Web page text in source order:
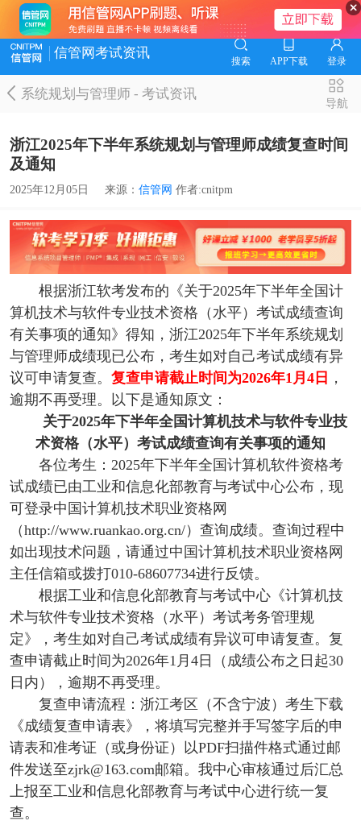
信管网考试资讯
搜索 APP下载 登录
系统规划与管理师-考试资讯
导航
浙江2025年下半年系统规划与管理师成绩复查时间
及通知
2025年12月05日 来源： 信管网 作者:cnitpm
根据浙江软考发布的《关于2025年下半年全国计
算机技术与软件专业技术资格（水平）考试成绩查询
有关事项的通知》得知，浙江2025年下半年系统规划
与管理师成绩现已公布，考生如对自己考试成绩有异
议可申请复查。 复查申请截止时间为2026年1月4日 ，
逾期不再受理。以下是通知原文：
关于2025年下半年全国计算机技术与软件专业技
术资格（水平）考试成绩查询有关事项的通知
各位考生：2025年下半年全国计算机软件资格考
试成绩已由工业和信息化部教育与考试中心公布，现
可登录中国计算机技术职业资格网
（http://www.ruankao.org.cn/）查询成绩。查询过程中
如出现技术问题，请通过中国计算机技术职业资格网
主任信箱或拨打010-68607734进行反馈。
根据工业和信息化部教育与考试中心《计算机技
术与软件专业技术资格（水平）考试考务管理规
定》，考生如对自己考试成绩有异议可申请复查。复
查申请截止时间为2026年1月4日（成绩公布之日起30
日内），逾期不再受理。
复查申请流程：浙江考区（不含宁波）考生下载
《成绩复查申请表》，将填写完整并手写签字后的申
请表和准考证（或身份证）以PDF扫描件格式通过邮
件发送至zjrk@163.com邮箱。我中心审核通过后汇总
上报至工业和信息化部教育与考试中心进行统一复
查。